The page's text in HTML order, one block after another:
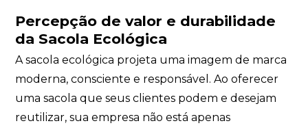
Percepção de valor e durabilidade
da Sacola Ecológica
A sacola ecológica projeta uma imagem de marca
moderna, consciente e responsável. Ao oferecer
uma sacola que seus clientes podem e desejam
reutilizar, sua empresa não está apenas